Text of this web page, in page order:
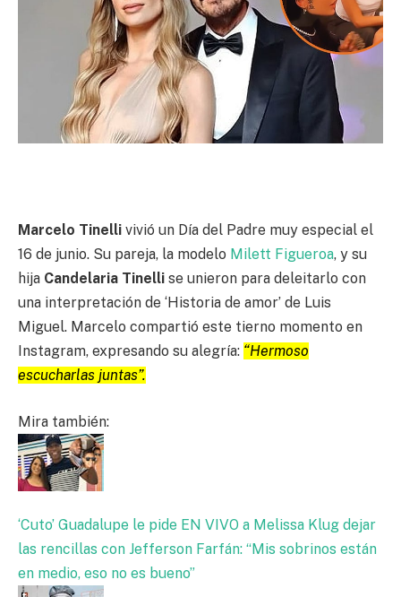
Marcelo Tinelli vivió un Día del Padre muy especial el
16 de junio. Su pareja, la modelo Milett Figueroa, y su
hija Candelaria Tinelli se unieron para deleitarlo con
una interpretación de ‘Historia de amor’ de Luis
Miguel. Marcelo compartió este tierno momento en
Instagram, expresando su alegría: “Hermoso
escucharlas juntas”.
Mira también:
‘Cuto’ Guadalupe le pide EN VIVO a Melissa Klug dejar
las rencillas con Jefferson Farfán: “Mis sobrinos están
en medio, eso no es bueno”